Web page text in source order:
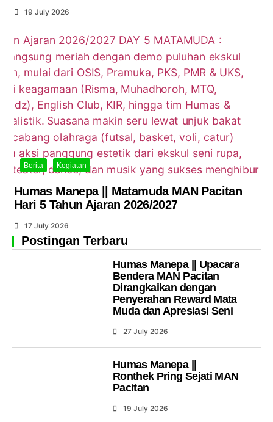
19 July 2026
Berita Kegiatan
Humas Manepa || Matamuda MAN Pacitan
Hari 5 Tahun Ajaran 2026/2027
17 July 2026
Postingan Terbaru
Humas Manepa || Upacara
Bendera MAN Pacitan
Dirangkaikan dengan
Penyerahan Reward Mata
Muda dan Apresiasi Seni
27 July 2026
Humas Manepa ||
Ronthek Pring Sejati MAN
Pacitan
19 July 2026